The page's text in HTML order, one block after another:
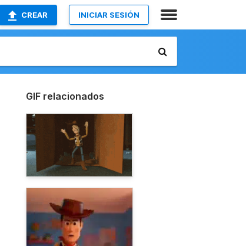
CREAR INICIAR SESIÓN
GIF relacionados